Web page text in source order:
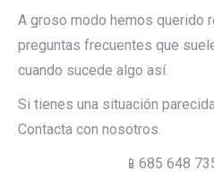
A groso modo hemos querido
preguntas frecuentes que
cuando sucede algo así.
Si tienes una situación
Contacta con nosotros.
📱685 648